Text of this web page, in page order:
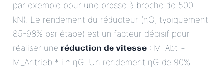
par exemple pour une presse à broche de 500
kN). Le rendement du réducteur (ηG, typiquement
85-98% par étape) est un facteur décisif pour
réaliser une réduction de vitesse : M_Abt =
M_Antrieb * i * ηG. Un rendement ηG de 90%